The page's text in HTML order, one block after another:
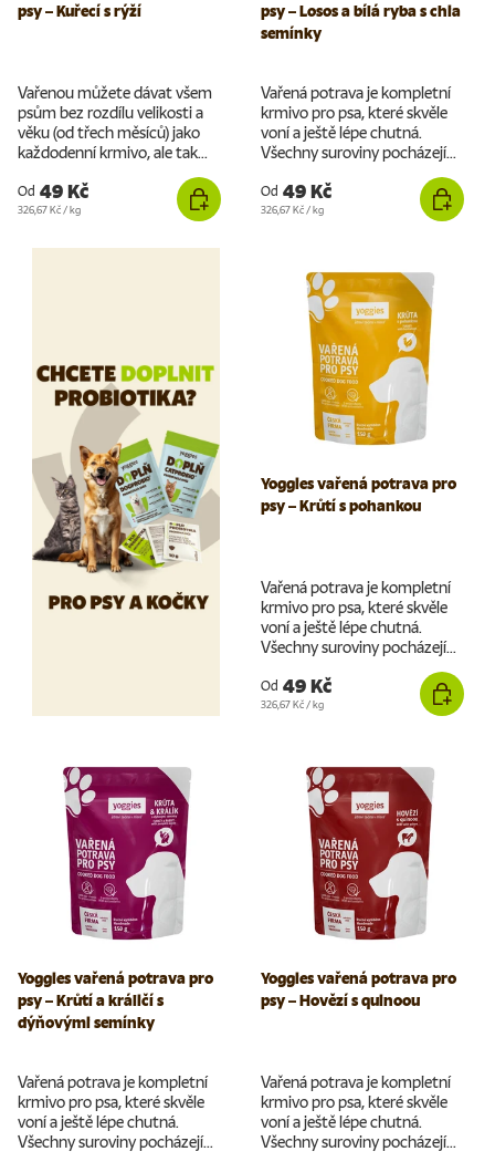
psy – Kuřecí s rýží
Vařenou můžete dávat všem
psům bez rozdílu velikosti a
věku (od třech měsíců) jako
každodenní krmivo, ale tak...
Od 49 Kč
Cena za jednotku
326,67 Kč /kg
psy – Losos a bílá ryba s chia
semínky
Vařená potrava je kompletní
krmivo pro psa, které skvěle
voní a ještě lépe chutná.
Všechny suroviny pocházejí...
Od 49 Kč
Cena za jednotku
326,67 Kč /kg
Yoggies vařená potrava pro
psy – Krůtí s pohankou
Vařená potrava je kompletní
krmivo pro psa, které skvěle
voní a ještě lépe chutná.
Všechny suroviny pocházejí...
Od 49 Kč
Cena za jednotku
326,67 Kč /kg
Yoggies vařená potrava pro
psy – Krůtí a králičí s
dýňovými semínky
Vařená potrava je kompletní
krmivo pro psa, které skvěle
voní a ještě lépe chutná.
Všechny suroviny pocházejí...
Yoggies vařená potrava pro
psy – Hovězí s quinoou
Vařená potrava je kompletní
krmivo pro psa, které skvěle
voní a ještě lépe chutná.
Všechny suroviny pocházejí...